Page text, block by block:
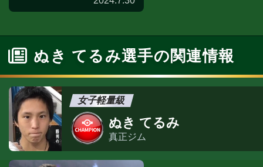
ぬき てるみ選手の関連情報
女子軽量級
ぬき てるみ
真正ジム